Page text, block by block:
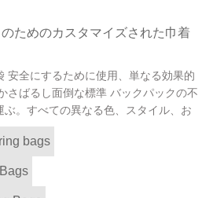
安全にするために使用、単なる効果的
さばるし面倒な標準 バックパックの不
。すべての異なる色、スタイル、お
刷 巾着袋は、特別なことができる効
モミから マーケティング キャンペー
定する際の項目にその を使用し、お
。カスタマ...
bags